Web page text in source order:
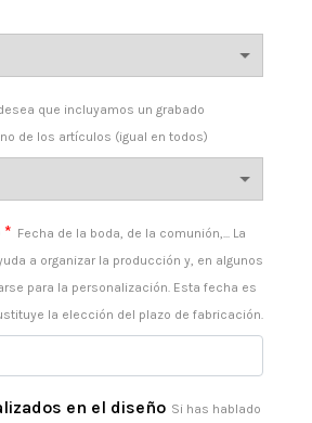
que incluyamos un grabado
de los artículos (igual en todos)
* Fecha de la boda, de la comunión,... La
a organizar la producción y, en algunos
para la personalización. Esta fecha es
la elección del plazo de fabricación.
en el diseño Si has hablado